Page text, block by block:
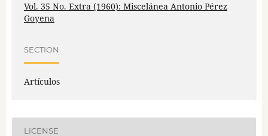
Vol. 35 No. Extra (1960): Miscelánea Antonio Pérez
Goyena
SECTION
Artículos
LICENSE